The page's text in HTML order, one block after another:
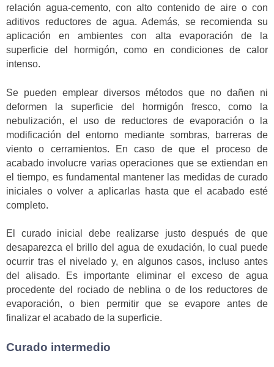
relación agua-cemento, con alto contenido de aire o con
aditivos reductores de agua. Además, se recomienda su
aplicación en ambientes con alta evaporación de la
superficie del hormigón, como en condiciones de calor
intenso.
Se pueden emplear diversos métodos que no dañen ni
deformen la superficie del hormigón fresco, como la
nebulización, el uso de reductores de evaporación o la
modificación del entorno mediante sombras, barreras de
viento o cerramientos. En caso de que el proceso de
acabado involucre varias operaciones que se extiendan en
el tiempo, es fundamental mantener las medidas de curado
iniciales o volver a aplicarlas hasta que el acabado esté
completo.
El curado inicial debe realizarse justo después de que
desaparezca el brillo del agua de exudación, lo cual puede
ocurrir tras el nivelado y, en algunos casos, incluso antes
del alisado. Es importante eliminar el exceso de agua
procedente del rociado de neblina o de los reductores de
evaporación, o bien permitir que se evapore antes de
finalizar el acabado de la superficie.
Curado intermedio